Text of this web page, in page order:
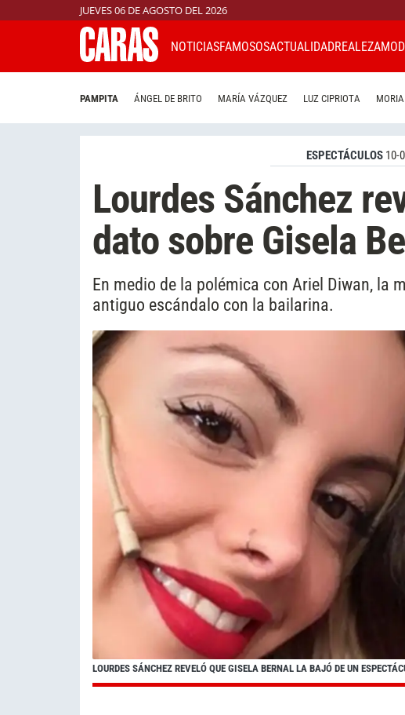
JUEVES 06 DE AGOSTO DEL 2026
NOTICIASFAMOSOSACTUALIDADREALEZA
PAMPITA ÁNGEL DE BRITO MARÍA VÁZQUEZ LUZ CIPRIOTA
ESPECTÁCULOS 10-
Lourdes Sánchez
dato sobre Gisela
En medio de la polémica con Ariel Diwan, la
antiguo escándalo con la bailarina.
LOURDES SÁNCHEZ REVELÓ QUE GISELA BERNAL LA BAJÓ DE UN